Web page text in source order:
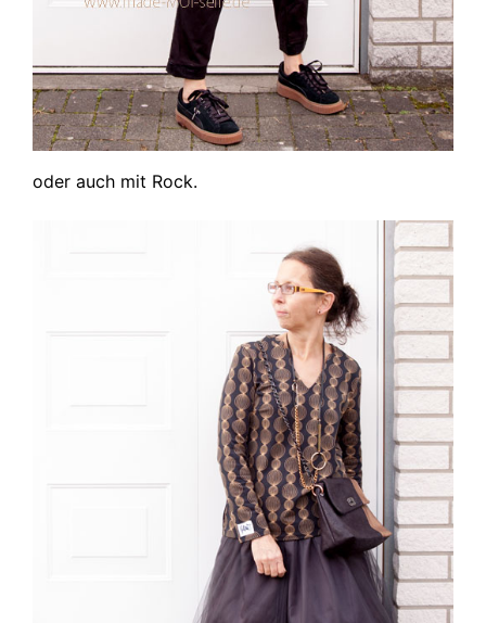
oder auch mit Rock.